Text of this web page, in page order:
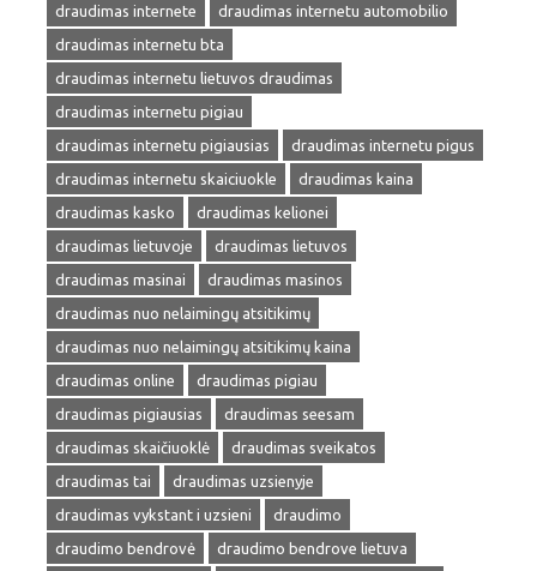
draudimas internete
draudimas internetu automobilio
draudimas internetu bta
draudimas internetu lietuvos draudimas
draudimas internetu pigiau
draudimas internetu pigiausias
draudimas internetu pigus
draudimas internetu skaiciuokle
draudimas kaina
draudimas kasko
draudimas kelionei
draudimas lietuvoje
draudimas lietuvos
draudimas masinai
draudimas masinos
draudimas nuo nelaimingų atsitikimų
draudimas nuo nelaimingų atsitikimų kaina
draudimas online
draudimas pigiau
draudimas pigiausias
draudimas seesam
draudimas skaičiuoklė
draudimas sveikatos
draudimas tai
draudimas uzsienyje
draudimas vykstant i uzsieni
draudimo
draudimo bendrovė
draudimo bendrove lietuva